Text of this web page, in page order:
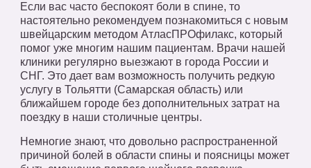
Если вас часто беспокоят боли в спине, то
настоятельно рекомендуем познакомиться с новым
швейцарским методом АтласПРОфилакс, который
помог уже многим нашим пациентам. Врачи нашей
клиники регулярно выезжают в города России и
СНГ. Это дает вам возможность получить редкую
услугу в Тольятти (Самарская область) или
ближайшем городе без дополнительных затрат на
поездку в наши столичные центры.
Немногие знают, что довольно распространенной
причиной болей в области спины и поясницы может